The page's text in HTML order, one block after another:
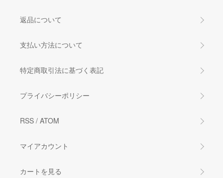
返品について
支払い方法について
特定商取引法に基づく表記
プライバシーポリシー
RSS / ATOM
マイアカウント
カートを見る